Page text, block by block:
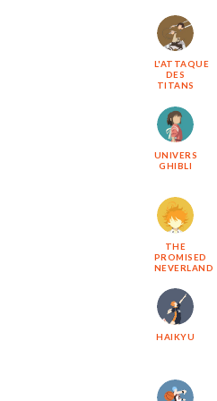
L'ATTAQUE
DES
TITANS
UNIVERS
GHIBLI
THE
PROMISED
NEVERLAND
HAIKYU